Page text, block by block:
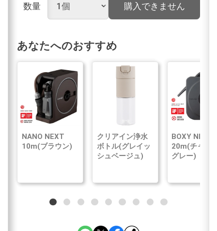
数量 購入できません
あなたへのおすすめ
NANO NEXT
10m(ブラウン)
クリアイン浄水
ボトル(グレイッ
シュベージュ)
BOXY NEXT
20m(チャコ
グレー)